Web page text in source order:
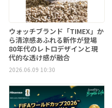
ウォッチブランド「TIMEX」か
ら清涼感あふれる新作が登場
80年代のレトロデザインと現
代的な透け感が融合
2026.06.09 10:30